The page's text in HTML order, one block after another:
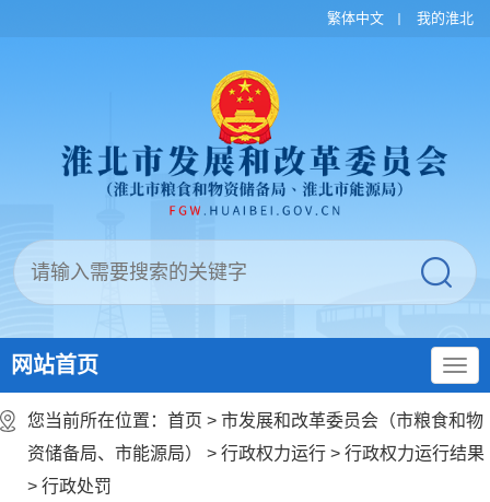
繁体中文 我的淮北
网站首页
您当前所在位置： 首页 > 市发展和改革委员会（市粮食和物
资储备局、市能源局）
> 行政权力运行 > 行政权力运行结果
> 行政处罚